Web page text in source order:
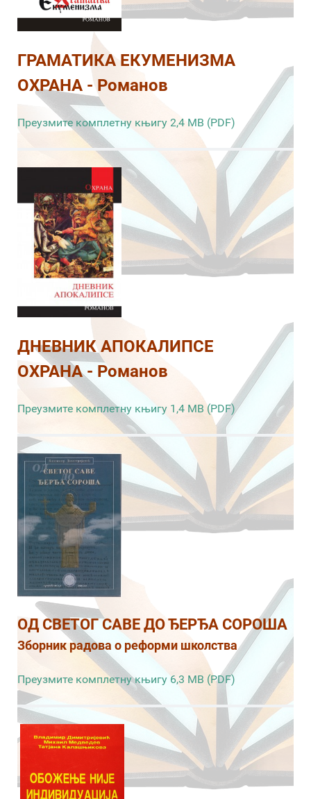
ГРАМАТИКА ЕКУМЕНИЗМА
ОХРАНА - Романов
Преузмите комплетну књигу 2,4 MB (PDF)
ДНЕВНИК АПОКАЛИПСЕ
ОХРАНА - Романов
Преузмите комплетну књигу 1,4 MB (PDF)
ОД СВЕТОГ САВЕ ДО ЂЕРЂА СОРОША
Зборник радова о реформи школства
Преузмите комплетну књигу 6,3 MB (PDF)